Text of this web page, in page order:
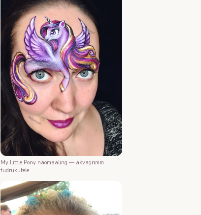
My Little Pony näomaaling — akvagrimm
tüdrukutele